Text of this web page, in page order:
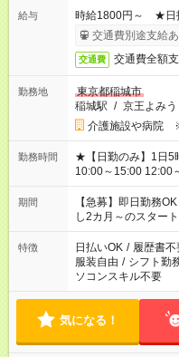
給与
時給1800円～ ★日
交通費別途支給あ
交通費 交通費全額
勤務地
東京都稲城市
稲城駅 / 京王よみ
介護施設や病院
勤務時間
★【日勤のみ】1日5時間～OK！ ≪シ
10:00～15:00
期間
【急募】即日勤務
し2カ月～のスタート
特徴 日払いOK / 履歴書不
服装自由 / シフト勤
ソコンスキル不要
気になる！